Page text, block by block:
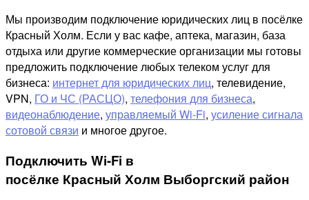
Мы производим подключение юридических лиц в посёлке
Красный Холм. Если у вас кафе, аптека, магазин, база
отдыха или другие коммерческие организации мы готовы
предложить подключение любых телеком услуг для
бизнеса: интернет для юридических лиц, телевидение,
VPN, ГО и ЧС (РАСЦО), телефония для бизнеса,
видеонаблюдение, управляемый Wi-Fi, усиление сигнала
сотовой связи и многое другое.
Подключить Wi-Fi в
посёлке Красный Холм Выборгский район